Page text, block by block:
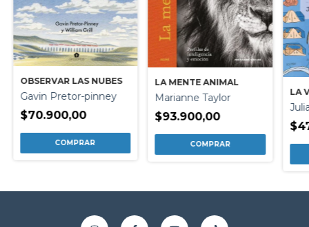
OBSERVAR LAS NUBES
Gavin Pretor-pinney
$70.900,00
LA MENTE ANIMAL
Marianne Taylor
$93.900,00
LA